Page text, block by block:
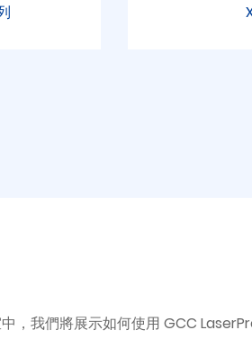
，我們將展示如何使用 GCC